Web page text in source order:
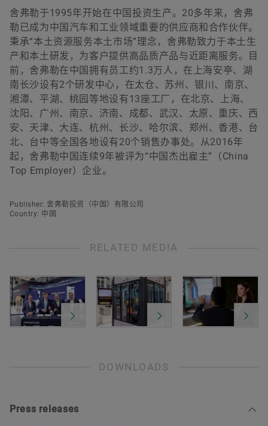
舍弗勒于1995年开始在中国投资生产。20多年来，舍弗
勒已成为中国汽车和工业领域重要的供应商和合作伙伴。
秉承“本土资源服务本土市场”理念，舍弗勒致力于本土生
产和本土研发，为客户提供高品质产品与近距离服务。目
前，舍弗勒在中国拥有员工约1.3万人，在上海安亭、湖
南长沙设有2个研发中心，在太仓、苏州、银川、南京、
湘潭、平湖、桃园等地设有13座工厂，在北京、上海、
沈阳、广州、南京、济南、成都、武汉、太原、重庆、西
安、天津、大连、杭州、长沙、哈尔滨、郑州、香港、台
北、台中等全国各地设有20个销售办事处。从2016年
起，舍弗勒中国连续9年被评为“中国杰出雇主”（China
Top Employer）企业。
Publisher: 舍弗勒投资（中国）有限公司
Country: 中国
RELATED MEDIA
DOWNLOADS
Press releases